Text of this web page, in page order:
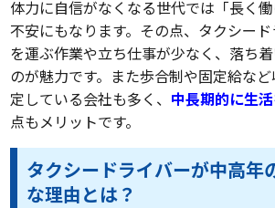
体力に自信がなくなる世代では「長く
不安にもなります。その点、タクシー
を運ぶ作業や立ち仕事が少なく、落ち
のが魅力です。また歩合制や固定給な
定している会社も多く、 中長期的に生
点もメリットです。
タクシードライバーが中高年
な理由とは？